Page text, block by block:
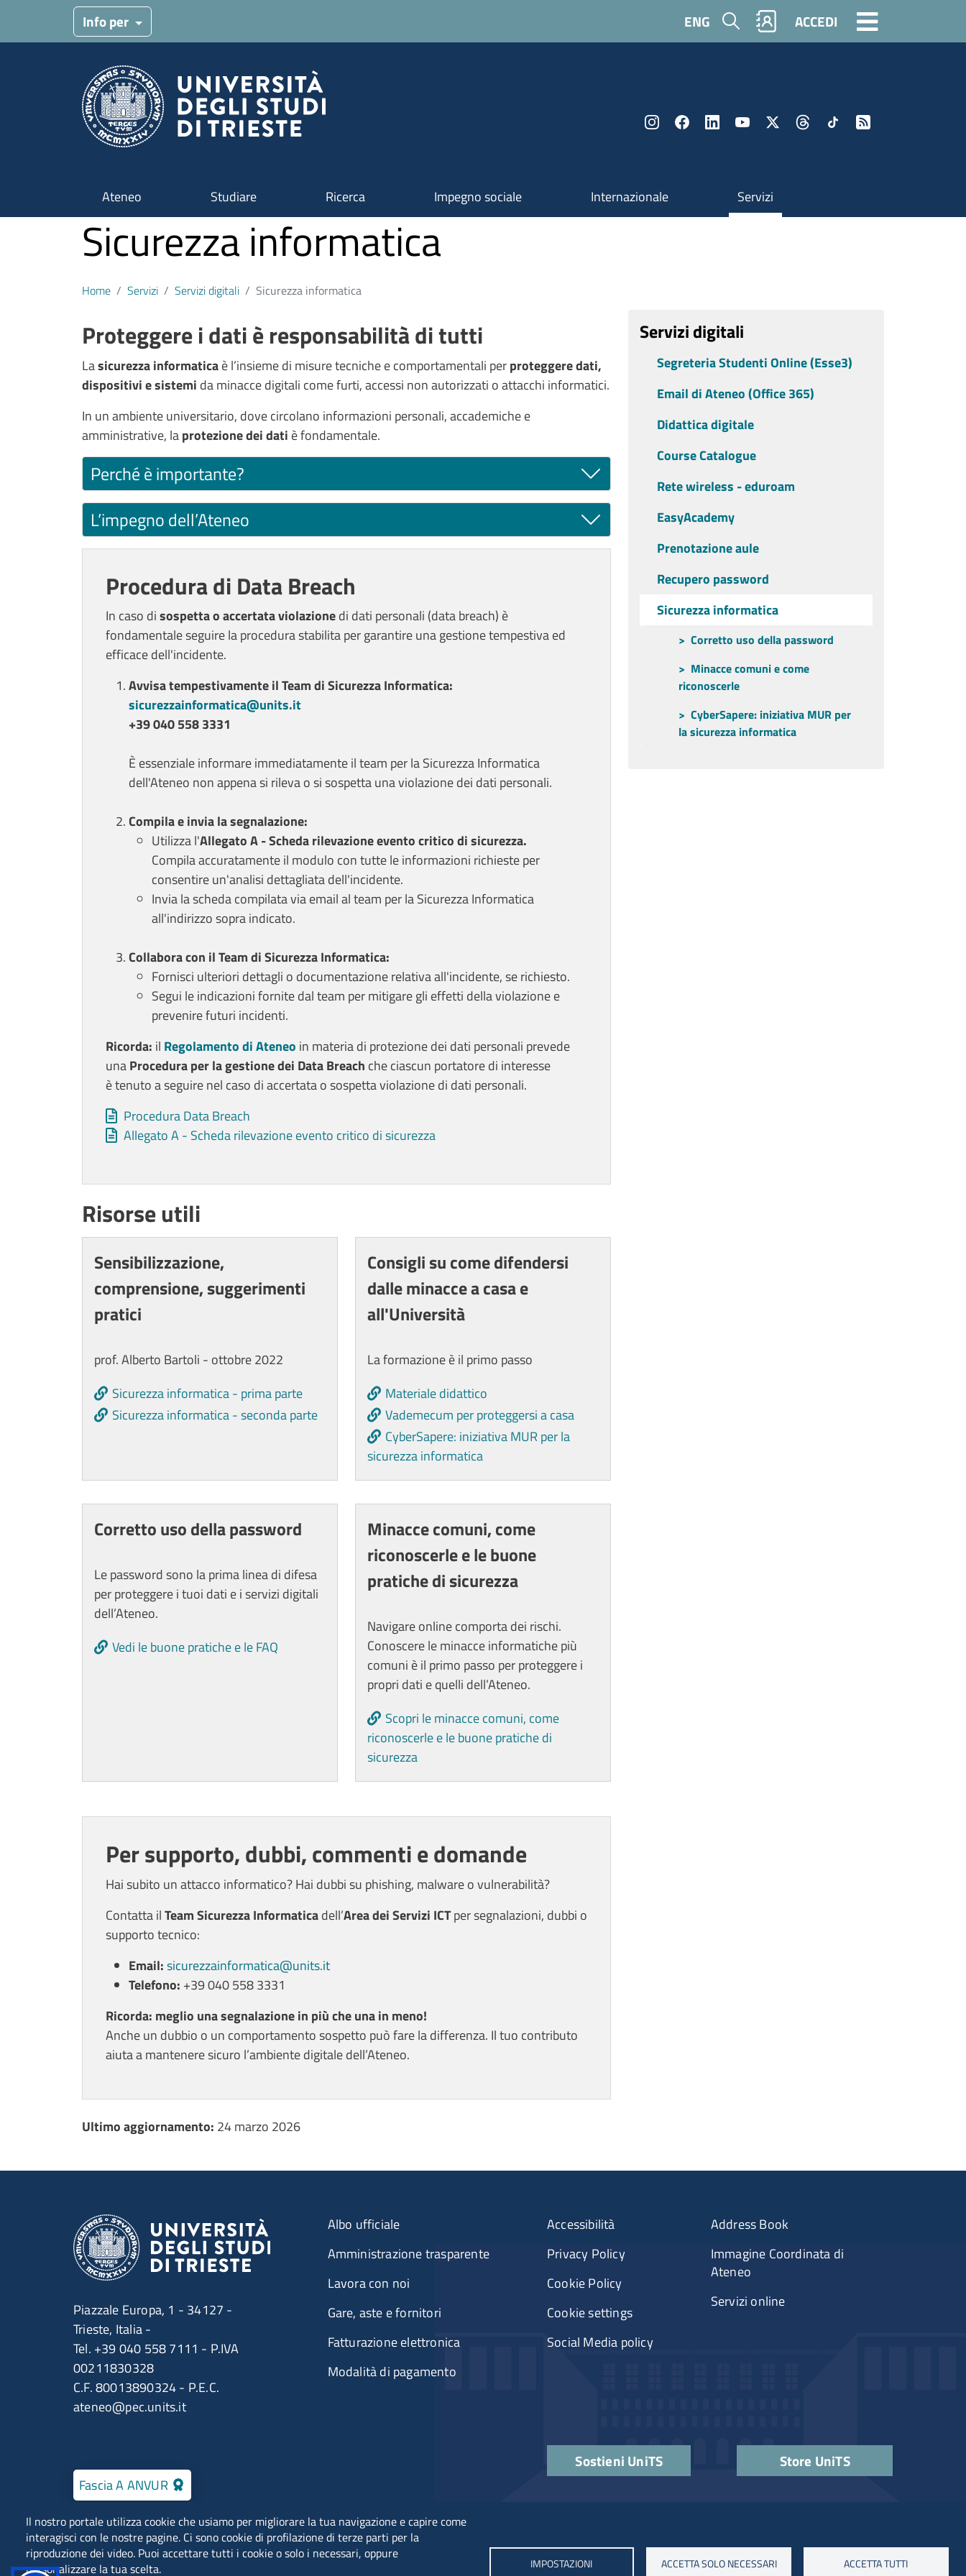
Salta al contenuto principale
Info per ENG Cerca ACCEDI
Ateneo Studiare Ricerca Impegno sociale Internazionale Servizi
Sicurezza informatica
Home Servizi Servizi digitali Sicurezza informatica
Contenuto
Proteggere i dati è responsabilità di tutti
Lasicurezza informaticaè l’insieme di misure tecniche e comportamentali perproteggere dati,
dispositivi e sistemi da minacce digitali come furti, accessi non autorizzati o attacchi informatici.
In un ambiente universitario, dove circolano informazioni personali, accademiche e
amministrative, laprotezione dei dati è fondamentale.
Perché è importante?
L’impegno dell’Ateneo
Procedura di Data Breach
In caso disospetta o accertata violazionedi dati personali (data breach) è
fondamentale seguire la procedura stabilita per garantire una gestione tempestiva ed
efficace dell'incidente.
Avvisa tempestivamente il Team di Sicurezza Informatica:
sicurezzainformatica@units.it
+39 040 558 3331
È essenziale informare immediatamente il team per la Sicurezza Informatica
dell'Ateneo non appena si rileva o si sospetta una violazione dei dati personali.
Compila e invia la segnalazione:
Utilizza l'Allegato A - Scheda rilevazione evento critico di sicurezza.
Compila accuratamente il modulo con tutte le informazioni richieste per
consentire un'analisi dettagliata dell'incidente.
Invia la scheda compilata via email al team per la Sicurezza Informatica
all'indirizzo sopra indicato.
Collabora con il Team di Sicurezza Informatica:
Fornisci ulteriori dettagli o documentazione relativa all'incidente, se richiesto.
Segui le indicazioni fornite dal team per mitigare gli effetti della violazione e
prevenire futuri incidenti.
Ricorda: il Regolamento di Ateneo in materia di protezione dei dati personali prevede
unaProcedura per la gestione dei Data Breach che ciascun portatore di interesse
è tenuto a seguire nel caso di accertata o sospetta violazione di dati personali.
Allegati
Document
Procedura Data Breach
Document
Allegato A - Scheda rilevazione evento critico di sicurezza
Titolo card wrapper
Risorse utili
Sensibilizzazione,
comprensione, suggerimenti
pratici
prof. Alberto Bartoli - ottobre 2022
Sicurezza informatica - prima parte
Sicurezza informatica - seconda parte
Consigli su come difendersi
dalle minacce a casa e
all'Università
La formazione è il primo passo
Materiale didattico
Vademecum per proteggersi a casa
CyberSapere: iniziativa MUR per la
sicurezza informatica
Corretto uso della password
Le password sono la prima linea di difesa
per proteggere i tuoi dati e i servizi digitali
dell’Ateneo.
Vedi le buone pratiche e le FAQ
Minacce comuni, come
riconoscerle e le buone
pratiche di sicurezza
Navigare online comporta dei rischi.
Conoscere le minacce informatiche più
comuni è il primo passo per proteggere i
propri dati e quelli dell’Ateneo.
Scopri le minacce comuni, come
riconoscerle e le buone pratiche di
sicurezza
Per supporto, dubbi, commenti e domande
Hai subito un attacco informatico? Hai dubbi su phishing, malware o vulnerabilità?
Contatta ilTeam Sicurezza Informaticadell’Area dei Servizi ICTper segnalazioni, dubbi o
supporto tecnico:
Email:sicurezzainformatica@units.it
Telefono: +39 040 558 3331
Ricorda: meglio una segnalazione in più che una in meno!
Anche un dubbio o un comportamento sospetto può fare la differenza. Il tuo contributo
aiuta a mantenere sicuro l’ambiente digitale dell’Ateneo.
Ultimo aggiornamento
Ultimo aggiornamento: 24 marzo 2026
Servizi digitali
Segreteria Studenti Online (Esse3)
Email di Ateneo (Office 365)
Didattica digitale
Course Catalogue
Rete wireless - eduroam
EasyAcademy
Prenotazione aule
Recupero password
Sicurezza informatica
Corretto uso della password
Minacce comuni e come
riconoscerle
CyberSapere: iniziativa MUR per
la sicurezza informatica
Il nostro portale utilizza cookie che usiamo per migliorare la tua navigazione e capire come
interagisci con le nostre pagine. Ci sono cookie di profilazione di terze parti per la
riproduzione dei video. Puoi accettare tutti i cookie o solo i necessari, oppure
personalizzare la tua scelta.
IMPOSTAZIONI ACCETTA SOLO NECESSARI ACCETTA TUTTI
Piazzale Europa, 1 - 34127 -
Trieste, Italia -
Tel. +39 040 558 7111 - P.IVA
00211830328
C.F. 80013890324 - P.E.C.
ateneo@pec.units.it
Fascia A ANVUR
Albo ufficiale
Amministrazione trasparente
Lavora con noi
Gare, aste e fornitori
Fatturazione elettronica
Modalità di pagamento
Accessibilità
Privacy Policy
Cookie Policy
Cookie settings
Social Media policy
Address Book
Immagine Coordinata di
Ateneo
Servizi online
Sostieni UniTS Store UniTS